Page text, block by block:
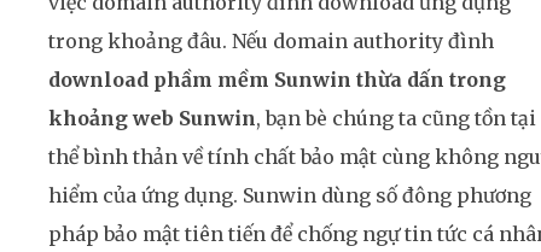
trong khoảng đâu. Nếu domain authority đình
download phầm mềm Sunwin thừa dấn trong
khoảng web Sunwin, bạn bè chúng ta cũng tồn tại
thể bình thản về tính chất bảo mật cùng không
hiểm của ứng dụng. Sunwin dùng số đông phương
pháp bảo mật tiên tiến để chống ngự tin tức cá